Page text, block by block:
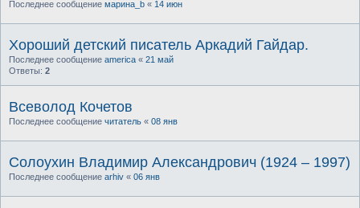
Последнее сообщение марина_b « 14 июн
Хороший детский писатель Аркадий Гайдар.
Последнее сообщение america « 21 май
Ответы: 2
Всеволод Кочетов
Последнее сообщение читатель « 08 янв
Солоухин Владимир Александрович (1924 – 1997)
Последнее сообщение arhiv « 06 янв